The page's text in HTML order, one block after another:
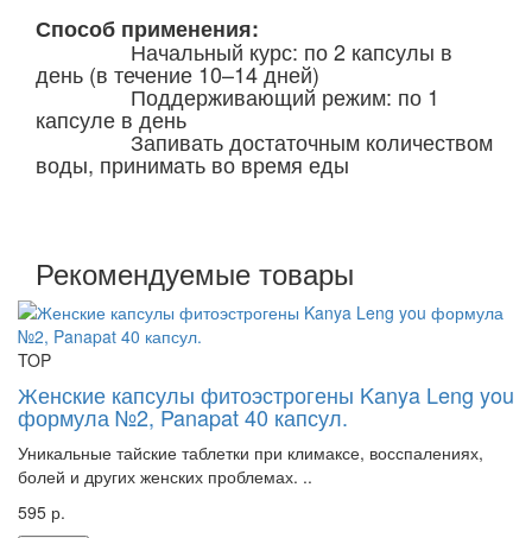
Способ применения:
Начальный курс: по 2 капсулы в
день (в течение 10–14 дней)
Поддерживающий режим: по 1
капсуле в день
Запивать достаточным количеством
воды, принимать во время еды
Рекомендуемые товары
TOP
Женские капсулы фитоэстрогены Kanya Leng you
формула №2, Panapat 40 капсул.
Уникальные тайские таблетки при климаксе, восспалениях,
болей и других женских проблемах. ..
595 р.